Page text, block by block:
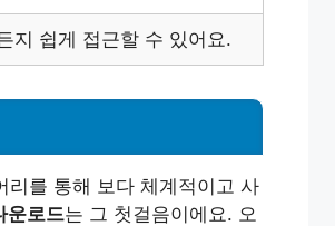
지 쉽게 접근할 수 있어요.
를 통해 보다 체계적이고 사
운로드는 그 첫걸음이에요. 오